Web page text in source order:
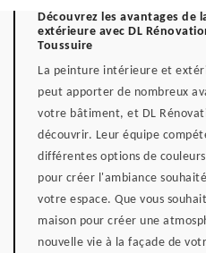
Découvrez les avantages de
extérieure avec DL
Toussuire
La peinture intérieure et
peut apporter de nombreux
votre bâtiment, et DL
découvrir. Leur équipe
différentes options de
pour créer l'ambiance
votre espace. Que vous
maison pour créer une
nouvelle vie à la façade de